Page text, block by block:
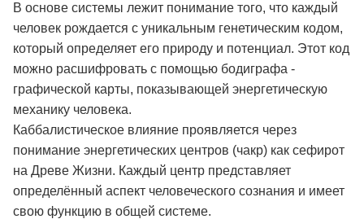
В основе системы лежит понимание того, что каждый
человек рождается с уникальным генетическим кодом,
который определяет его природу и потенциал. Этот код
можно расшифровать с помощью бодиграфа -
графической карты, показывающей энергетическую
механику человека.
Каббалистическое влияние проявляется через
понимание энергетических центров (чакр) как сефирот
на Древе Жизни. Каждый центр представляет
определённый аспект человеческого сознания и имеет
свою функцию в общей системе.